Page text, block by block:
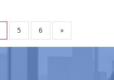
5 6 »